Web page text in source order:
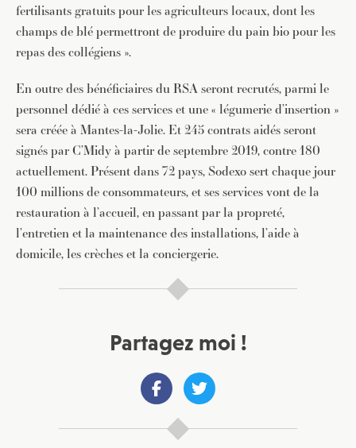
fertilisants gratuits pour les agriculteurs locaux, dont les
champs de blé permettront de produire du pain bio pour les
repas des collégiens ».
En outre des bénéficiaires du RSA seront recrutés, parmi le
personnel dédié à ces services et une « légumerie d’insertion »
sera créée à Mantes-la-Jolie. Et 245 contrats aidés seront
signés par C’Midy à partir de septembre 2019, contre 180
actuellement. Présent dans 72 pays, Sodexo sert chaque jour
100 millions de consommateurs, et ses services vont de la
restauration à l’accueil, en passant par la propreté,
l’entretien et la maintenance des installations, l’aide à
domicile, les crèches et la conciergerie.
Partagez moi !